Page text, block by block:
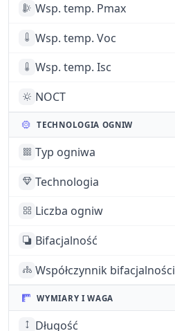
Wsp. temp. Pmax
Wsp. temp. Voc
Wsp. temp. Isc
NOCT
TECHNOLOGIA OGNIW
Typ ogniwa
Technologia
Liczba ogniw
Bifacjalność
Współczynnik bifacjalności
WYMIARY I WAGA
Długość